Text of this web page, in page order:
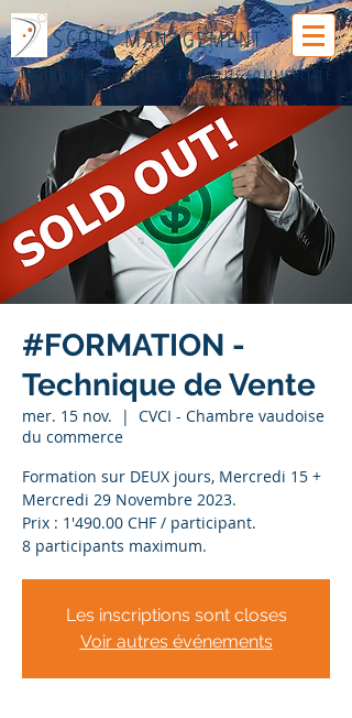
SCORE MANAGEMENT
TECHNIQUES DE VENTE | EFFICACITÉ COMMERCIALE
#FORMATION -
Technique de Vente
mer. 15 nov.
  |
CVCI - Chambre vaudoise
du commerce
Formation sur DEUX jours, Mercredi 15 +
Mercredi 29 Novembre 2023.
Prix : 1'490.00 CHF / participant.
Les inscriptions sont closes
Voir autres événements